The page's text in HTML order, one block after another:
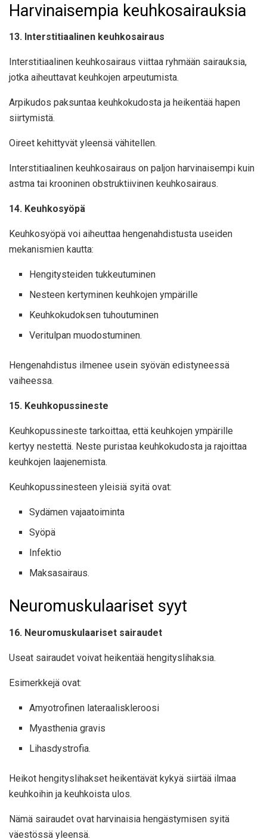
Harvinaisempia keuhkosairauksia
13. Interstitiaalinen keuhkosairaus
Interstitiaalinen keuhkosairaus viittaa ryhmään sairauksia,
jotka aiheuttavat keuhkojen arpeutumista.
Arpikudos paksuntaa keuhkokudosta ja heikentää hapen
siirtymistä.
Oireet kehittyvät yleensä vähitellen.
Interstitiaalinen keuhkosairaus on paljon harvinaisempi kuin
astma tai krooninen obstruktiivinen keuhkosairaus.
14. Keuhkosyöpä
Keuhkosyöpä voi aiheuttaa hengenahdistusta useiden
mekanismien kautta:
Hengitysteiden tukkeutuminen
Nesteen kertyminen keuhkojen ympärille
Keuhkokudoksen tuhoutuminen
Veritulpan muodostuminen.
Hengenahdistus ilmenee usein syövän edistyneessä
vaiheessa.
15. Keuhkopussineste
Keuhkopussineste tarkoittaa, että keuhkojen ympärille
kertyy nestettä. Neste puristaa keuhkokudosta ja rajoittaa
keuhkojen laajenemista.
Keuhkopussinesteen yleisiä syitä ovat:
Sydämen vajaatoiminta
Syöpä
Infektio
Maksasairaus.
Neuromuskulaariset syyt
16. Neuromuskulaariset sairaudet
Useat sairaudet voivat heikentää hengityslihaksia.
Esimerkkejä ovat:
Amyotrofinen lateraaliskleroosi
Myasthenia gravis
Lihasdystrofia.
Heikot hengityslihakset heikentävät kykyä siirtää ilmaa
keuhkoihin ja keuhkoista ulos.
Nämä sairaudet ovat harvinaisia hengästymisen syitä
väestössä yleensä.